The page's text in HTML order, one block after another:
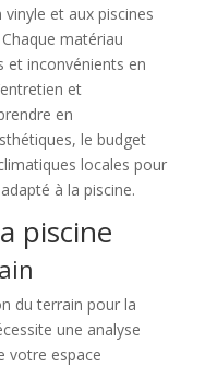
et aux piscines
matériau
et inconvénients en
et
en
le budget
locales pour
à la piscine.
piscine
du terrain pour la
une analyse
votre espace